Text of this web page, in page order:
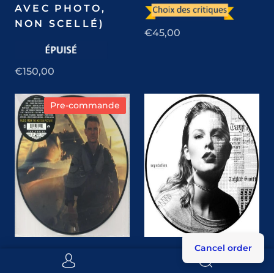
AVEC PHOTO,
NON SCELLÉ)
€150,00
€45,00
Pre-commande
TOP GUN:
MAVERICK -
TAYLOR SWIFT -
REPUTATION
Cancel order